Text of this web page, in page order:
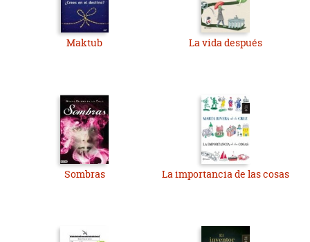
Maktub La vida después
Sombras La importancia de las cosas